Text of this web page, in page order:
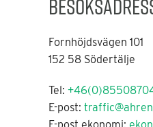
Fornhöjdsvägen 101
152 58 Södertälje
Tel:
E-post: